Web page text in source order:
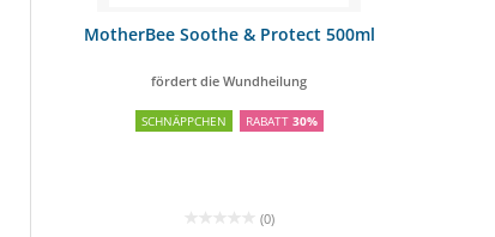
MotherBee Soothe & Protect 500ml
fördert die Wundheilung
SCHNÄPPCHEN RABATT 30%
(0)